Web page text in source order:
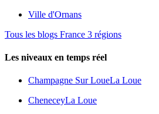
Ville d'Ornans
Tous les blogs France 3 régions
Les niveaux en temps réel
Champagne Sur LoueLa Loue
CheneceyLa Loue